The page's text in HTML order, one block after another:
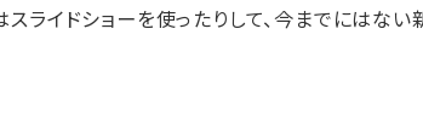
ライドショーを使ったりして、今までにはな